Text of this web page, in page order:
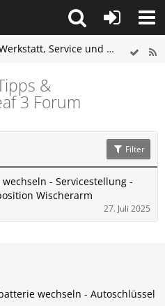
Nissan Leaf 3 - Probleme, Werkstatt, Service und Tipps
&
3 Forum
Filter
- Servicestellung -
Wischerarm
27. Juli 2025
wechseln - Autoschlüssel